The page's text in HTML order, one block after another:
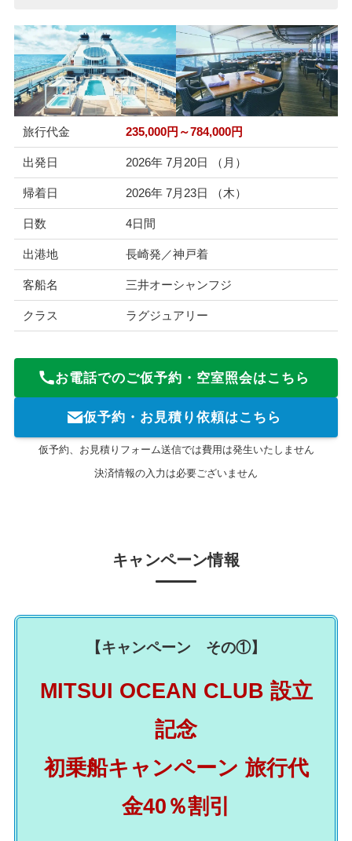
旅行代金 235,000円～784,000円
出発日 2026年 7月20日 （月）
帰着日 2026年 7月23日 （木）
日数 4日間
出港地 長崎発／神戸着
客船名 三井オーシャンフジ
クラス ラグジュアリー
お電話でのご仮予約・空室照会はこちら
仮予約・お見積り依頼はこちら
仮予約、お見積りフォーム送信では費用は発生いたしません
決済情報の入力は必要ございません
キャンペーン情報
【キャンペーン その①】
MITSUI OCEAN CLUB 設立
記念
初乗船キャンペーン 旅行代
金40％割引